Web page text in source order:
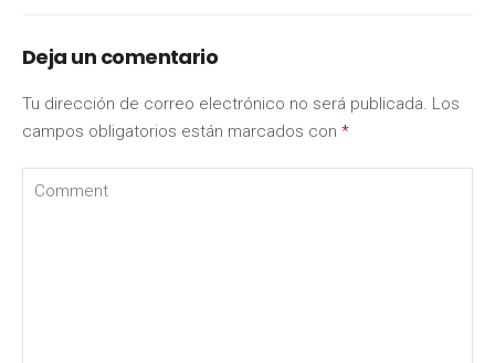
Deja un comentario
Tu dirección de correo electrónico no será publicada. Los
campos obligatorios están marcados con *